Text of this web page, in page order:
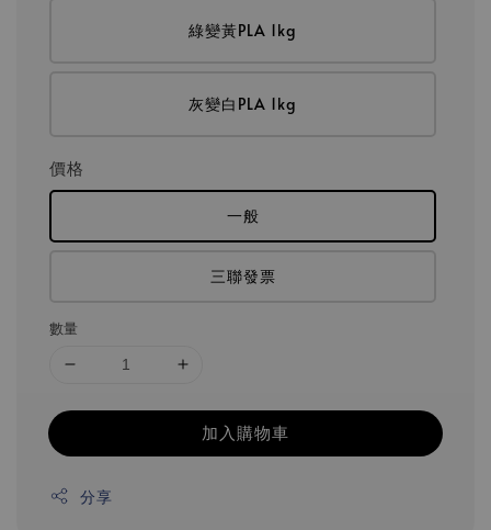
綠變黃PLA 1kg
灰變白PLA 1kg
價格
一般
三聯發票
數量
加入購物車
分享